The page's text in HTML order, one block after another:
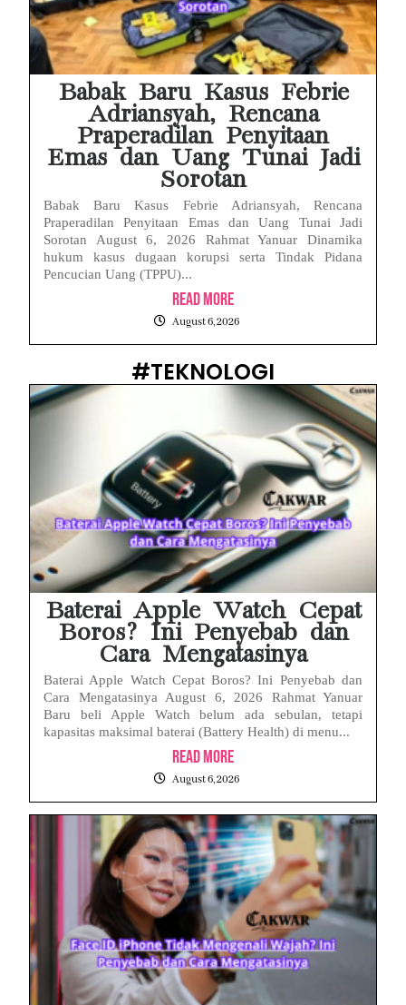
Babak Baru Kasus Febrie
Adriansyah, Rencana
Praperadilan Penyitaan
Emas dan Uang Tunai Jadi
Sorotan
Babak Baru Kasus Febrie Adriansyah, Rencana
Praperadilan Penyitaan Emas dan Uang Tunai Jadi
Sorotan August 6, 2026 Rahmat Yanuar Dinamika
hukum kasus dugaan korupsi serta Tindak Pidana
Pencucian Uang (TPPU)...
Read More
August 6, 2026
#TEKNOLOGI
Baterai Apple Watch Cepat
Boros? Ini Penyebab dan
Cara Mengatasinya
Baterai Apple Watch Cepat Boros? Ini Penyebab dan
Cara Mengatasinya August 6, 2026 Rahmat Yanuar
Baru beli Apple Watch belum ada sebulan, tetapi
kapasitas maksimal baterai (Battery Health) di menu...
Read More
August 6, 2026